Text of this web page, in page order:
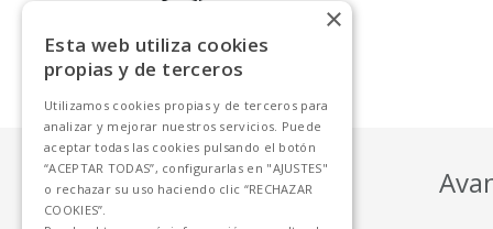
Restauración
Dirección
Esta web utiliza cookies
propias y de terceros
Utilizamos cookies propias y de terceros para
analizar y mejorar nuestros servicios. Puede
aceptar todas las cookies pulsando el botón
“ACEPTAR TODAS”, configurarlas en "AJUSTES"
o rechazar su uso haciendo clic “RECHAZAR
COOKIES”.
×